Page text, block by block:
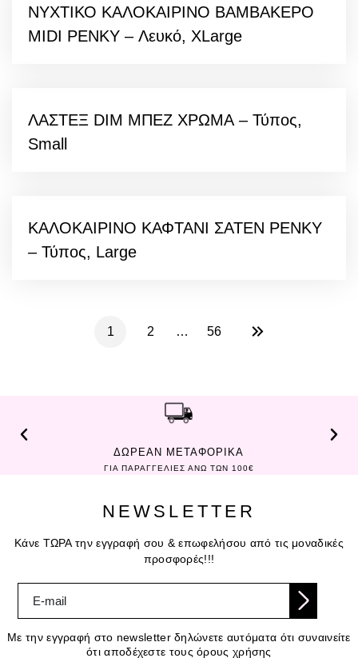
ΝΥΧΤΙΚΟ ΚΑΛΟΚΑΙΡΙΝΟ ΒΑΜΒΑΚΕΡΟ
MIDI PENKY – Λευκό, XLarge
ΛΑΣΤΕΞ DIM ΜΠΕΖ ΧΡΩΜΑ – Τύπος,
Small
ΚΑΛΟΚΑΙΡΙΝΟ ΚΑΦΤΑΝΙ ΣΑΤΕΝ PENKY
– Τύπος, Large
1 2 … 56
ΔΩΡΕΑΝ ΜΕΤΑΦΟΡΙΚΑ
ΓΙΑ ΠΑΡΑΓΓΕΛΙΕΣ ΑΝΩ ΤΩΝ 100€
NEWSLETTER
Κάνε ΤΩΡΑ την εγγραφή σου & επωφελήσου από τις μοναδικές
προσφορές!!!
Με την εγγραφή στο newsletter δηλώνετε αυτόματα ότι συναινείτε
ότι αποδέχεστε τους όρους χρήσης